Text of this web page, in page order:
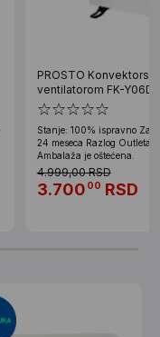
PROSTO
ventilatorom FK-Y06D
Stanje: 100% ispravno
24 meseca Razlog Outleta:
Ambalaža je oštećena.
4.999,00 RSD
3.700 00 RSD